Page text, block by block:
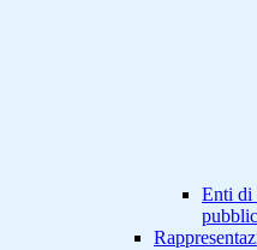
Enti di